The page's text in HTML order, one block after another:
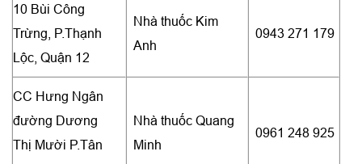
10 Bùi Công
Trừng, P.Thạnh
Lộc, Quận 12
Nhà thuốc Kim
Anh
0943 271 179
CC Hưng Ngân
đường Dương
Thị Mười P.Tân
Nhà thuốc Quang
Minh
0961 248 925